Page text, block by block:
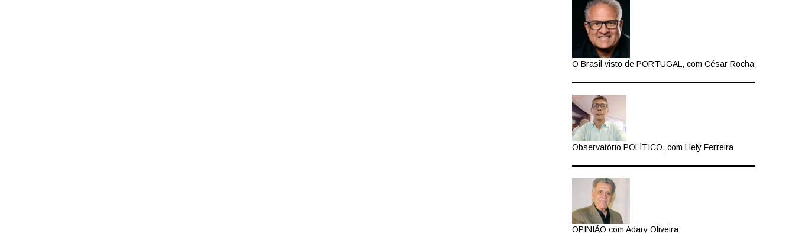
O Brasil visto de PORTUGAL, com César Rocha
Observatório POLÍTICO, com Hely Ferreira
OPINIÃO com Adary Oliveira